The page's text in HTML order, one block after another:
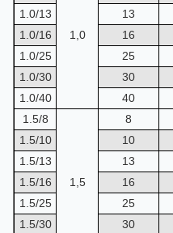
1,0
1.0/13
13
1.0/16
16
1.0/25
25
1.0/30
30
1.0/40
40
1.5/8
1,5
8
1.5/10
10
1.5/13
13
1.5/16
16
1.5/25
25
1.5/30
30